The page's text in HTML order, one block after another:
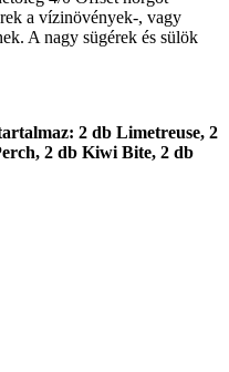
a vízinövények-, vagy
A nagy sügérek és sülök
2 db Limetreuse, 2
2 db Kiwi Bite, 2 db